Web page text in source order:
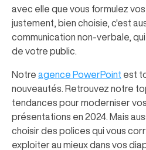
avec elle que vous formulez
justement, bien choisie, c'est
communication non-verbale,
de votre public.
Notre agence PowerPoint est
nouveautés. Retrouvez notre
tendances pour moderniser
présentations en 2024. Mais
choisir des polices qui vous
exploiter au mieux dans vos